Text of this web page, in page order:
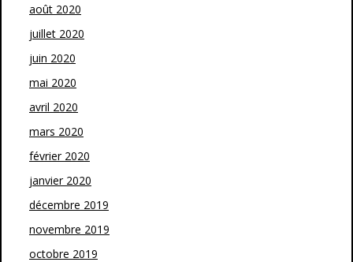
août 2020
juillet 2020
juin 2020
mai 2020
avril 2020
mars 2020
février 2020
janvier 2020
décembre 2019
novembre 2019
octobre 2019